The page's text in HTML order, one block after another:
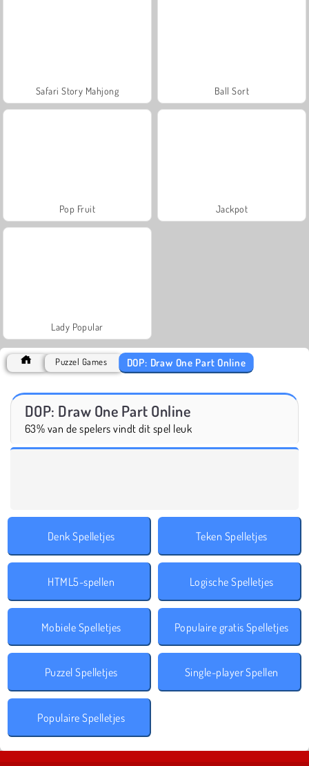
Safari Story Mahjong Ball Sort
Pop Fruit Jackpot
Lady Popular
Puzzel Games DOP: Draw One Part Online
DOP: Draw One Part Online
63% van de spelers vindt dit spel leuk
Denk Spelletjes Teken Spelletjes
HTML5-spellen Logische Spelletjes
Mobiele Spelletjes Populaire gratis Spelletjes
Puzzel Spelletjes Single-player Spellen
Populaire Spelletjes